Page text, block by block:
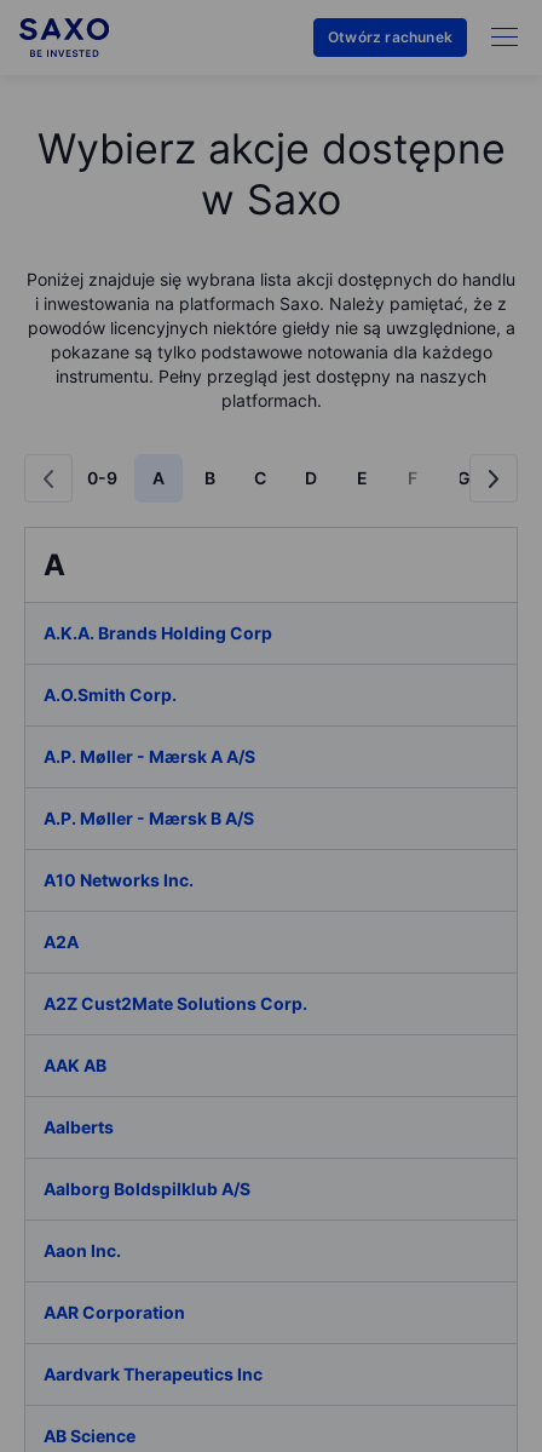
Otwórz rachunek
Wybierz akcje dostępne
w Saxo
Poniżej znajduje się wybrana lista akcji dostępnych do handlu
i inwestowania na platformach Saxo. Należy pamiętać, że z
powodów licencyjnych niektóre giełdy nie są uwzględnione, a
pokazane są tylko podstawowe notowania dla każdego
instrumentu. Pełny przegląd jest dostępny na naszych
platformach.
0-9 A B C D E F G
A
A.K.A. Brands Holding Corp
A.O.Smith Corp.
A.P. Møller - Mærsk A A/S
A.P. Møller - Mærsk B A/S
A10 Networks Inc.
A2A
A2Z Cust2Mate Solutions Corp.
AAK AB
Aalberts
Aalborg Boldspilklub A/S
Aaon Inc.
AAR Corporation
Aardvark Therapeutics Inc
AB Science